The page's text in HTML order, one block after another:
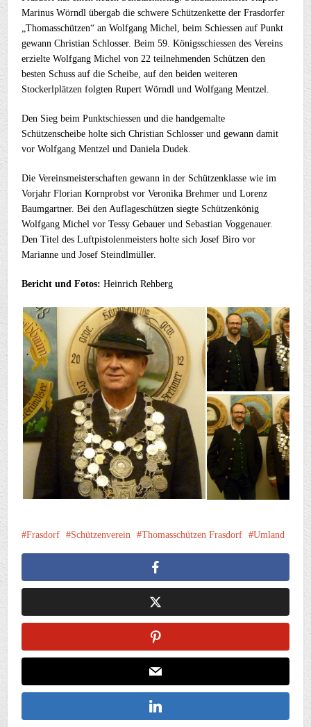
Marinus Wörndl übergab die schwere Schützenkette der Frasdorfer
„Thomasschützen“ an Wolfgang Michel, beim Schiessen auf Punkt
gewann Christian Schlosser. Beim 59. Königsschiessen des Vereins
erzielte Wolfgang Michel von 22 teilnehmenden Schützen den
besten Schuss auf die Scheibe, auf den beiden weiteren
Stockerlplätzen folgten Rupert Wörndl und Wolfgang Mentzel.
Den Sieg beim Punktschiessen und die handgemalte
Schützenscheibe holte sich Christian Schlosser und gewann damit
vor Wolfgang Mentzel und Daniela Dudek.
Die Vereinsmeisterschaften gewann in der Schützenklasse wie im
Vorjahr Florian Kornprobst vor Veronika Brehmer und Lorenz
Baumgartner. Bei den Auflageschützen siegte Schützenkönig
Wolfgang Michel vor Tessy Gebauer und Sebastian Voggenauer.
Den Titel des Luftpistolenmeisters holte sich Josef Biro vor
Marianne und Josef Steindlmüller.
Bericht und Fotos: Heinrich Rehberg
Frasdorf Schützenverein Thomasschützen Frasdorf Umland